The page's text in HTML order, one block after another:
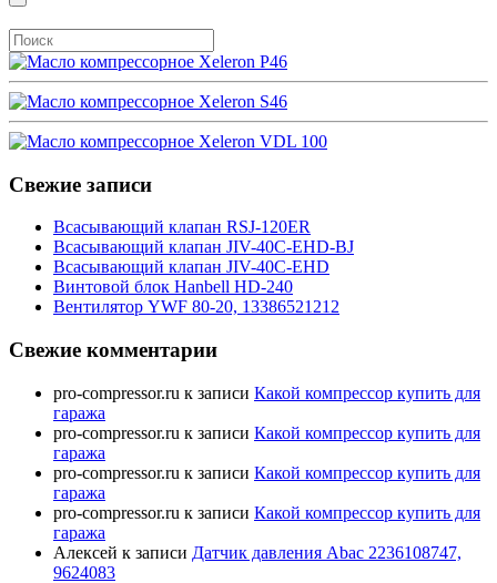
Свежие записи
Всасывающий клапан RSJ-120ER
Всасывающий клапан JIV-40C-EHD-BJ
Всасывающий клапан JIV-40C-EHD
Винтовой блок Hanbell HD-240
Вентилятор YWF 80-20, 13386521212
Свежие комментарии
pro-compressor.ru к записи Какой компрессор купить для
гаража
pro-compressor.ru к записи Какой компрессор купить для
гаража
pro-compressor.ru к записи Какой компрессор купить для
гаража
pro-compressor.ru к записи Какой компрессор купить для
гаража
Алексей к записи Датчик давления Abac 2236108747,
9624083